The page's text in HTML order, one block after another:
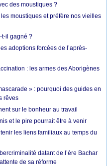
des moustiques ?
moustiques et préfère nos vieilles
t-il gagné ?
adoptions forcées de l’après-
: les armes des Aborigènes
» : pourquoi des guides en
rêves
sur le bonheur au travail
et le pire pourrait être à venir
les liens familiaux au temps du
datant de l’ère Bachar
de sa réforme